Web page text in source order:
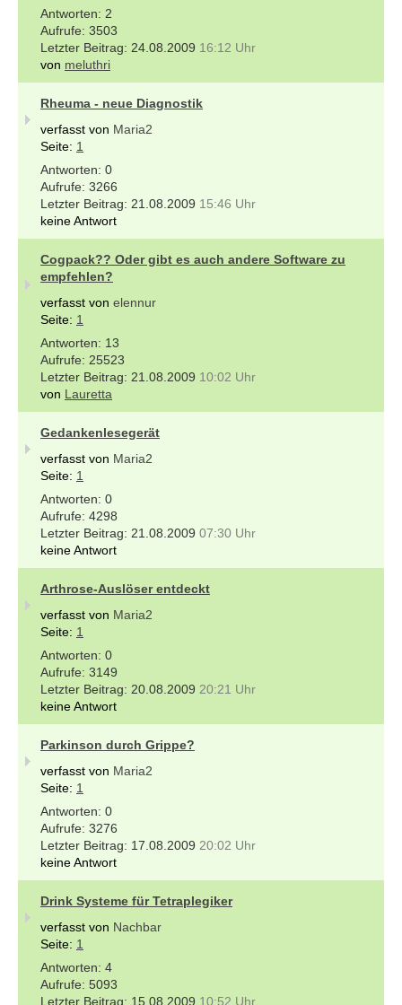
2
3503
24.08.2009 16:12 Uhr
von meluthri
Rheuma - neue Diagnostik
verfasst von Maria2
Seite: 1
0
3266
21.08.2009 15:46 Uhr
keine Antwort
Cogpack?? Oder gibt es auch andere Software zu
empfehlen?
verfasst von elennur
Seite: 1
13
25523
21.08.2009 10:02 Uhr
von Lauretta
Gedankenlesegerät
verfasst von Maria2
Seite: 1
0
4298
21.08.2009 07:30 Uhr
keine Antwort
Arthrose-Auslöser entdeckt
verfasst von Maria2
Seite: 1
0
3149
20.08.2009 20:21 Uhr
keine Antwort
Parkinson durch Grippe?
verfasst von Maria2
Seite: 1
0
3276
17.08.2009 20:02 Uhr
keine Antwort
Drink Systeme für Tetraplegiker
verfasst von Nachbar
Seite: 1
4
5093
15.08.2009 10:52 Uhr